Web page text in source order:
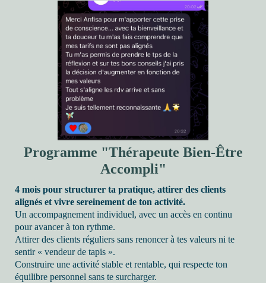
Programme "Thérapeute Bien-Être
Accompli"
4 mois pour structurer ta pratique, attirer des clients
alignés et vivre sereinement de ton activité.
Un accompagnement individuel, avec un accès en continu
pour avancer à ton rythme.
Attirer des clients réguliers sans renoncer à tes valeurs ni te
sentir « vendeur de tapis ».
Construire une activité stable et rentable, qui respecte ton
équilibre personnel sans te surcharger.